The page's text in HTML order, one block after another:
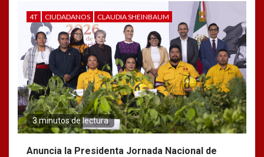
4T CIUDADANOS CLAUDIA SHEINBAUM
3 minutos de lectura
Anuncia la Presidenta Jornada Nacional de